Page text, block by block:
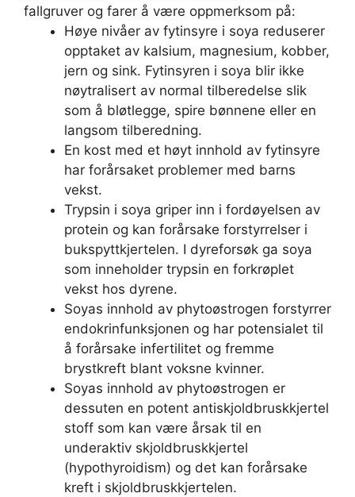
fallgruver og farer å være oppmerksom på:
Høye nivåer av fytinsyre i soya reduserer
opptaket av kalsium, magnesium, kobber,
jern og sink. Fytinsyren i soya blir ikke
nøytralisert av normal tilberedelse slik
som å bløtlegge, spire bønnene eller en
langsom tilberedning.
En kost med et høyt innhold av fytinsyre
har forårsaket problemer med barns
vekst.
Trypsin i soya griper inn i fordøyelsen av
protein og kan forårsake forstyrrelser i
bukspyttkjertelen. I dyreforsøk ga soya
som inneholder trypsin en forkrøplet
vekst hos dyrene.
Soyas innhold av phytoøstrogen forstyrrer
endokrinfunksjonen og har potensialet til
å forårsake infertilitet og fremme
brystkreft blant voksne kvinner.
Soyas innhold av phytoøstrogen er
dessuten en potent antiskjoldbruskkjertel
stoff som kan være årsak til en
underaktiv skjoldbruskkjertel
(hypothyroidism) og det kan forårsake
kreft i skjoldbruskkjertelen.